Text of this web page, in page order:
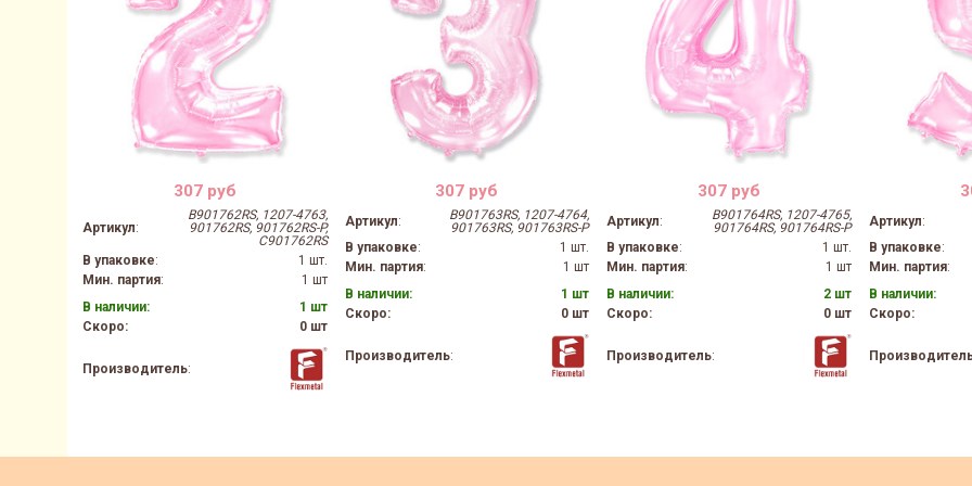
307 руб
Артикул:
B901762RS, 1207-4763,
901762RS, 901762RS-P,
C901762RS
В упаковке:
1 шт.
Мин. партия:
1 шт
В наличии:
1 шт
Скоро:
0 шт
Производитель:
307 руб
Артикул:
B901763RS, 1207-4764,
901763RS, 901763RS-P
В упаковке:
1 шт.
Мин. партия:
1 шт
В наличии:
1 шт
Скоро:
0 шт
Производитель:
307 руб
Артикул:
B901764RS, 1207-4765,
901764RS, 901764RS-P
В упаковке:
1 шт.
Мин. партия:
1 шт
В наличии:
2 шт
Скоро:
0 шт
Производитель:
Артикул:
В упаковке:
Мин. партия:
В наличии:
Скоро: